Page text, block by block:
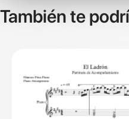
También te